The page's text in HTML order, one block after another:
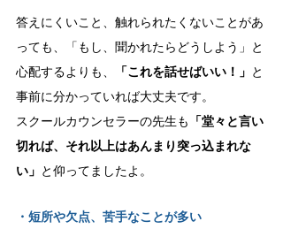
答えにくいこと、触れられたくないことがあ
っても、「もし、聞かれたらどうしよう」と
心配するよりも、
「これを話せばいい！」 と
事前に分かっていれば大丈夫です。
スクールカウンセラーの先生も
「堂々と言い
切れば、それ以上はあんまり突っ込まれな
い」 と仰ってましたよ。
・短所や欠点、苦手なことが多い